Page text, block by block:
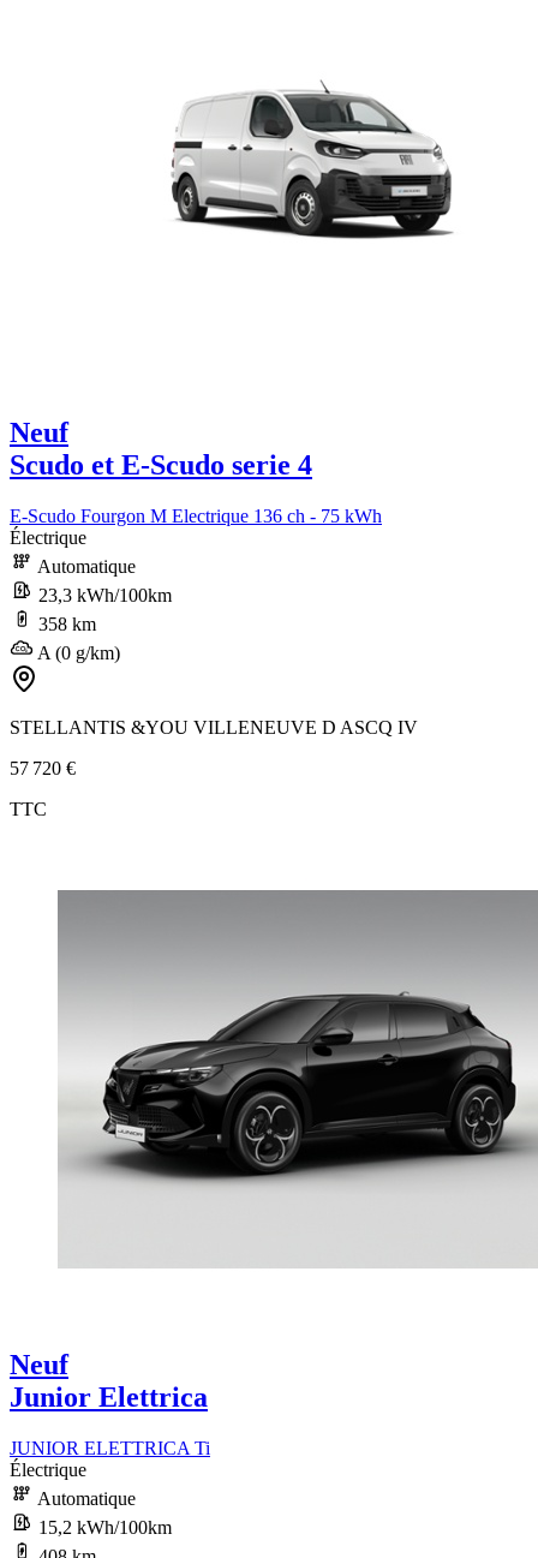
Neuf
Scudo et E-Scudo serie 4
E-Scudo Fourgon M Electrique 136 ch - 75 kWh
Électrique
Automatique
23,3 kWh/100km
358 km
A (0 g/km)
STELLANTIS &YOU VILLENEUVE D ASCQ IV
57 720 €
TTC
Neuf
Junior Elettrica
JUNIOR ELETTRICA Ti
Électrique
Automatique
15,2 kWh/100km